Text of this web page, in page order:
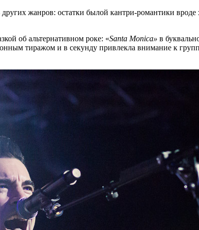
жанров: остатки былой кантри-романтики вроде
об альтернативном роке: «Santa Monica» в
тиражом и в секунду привлекла внимание к